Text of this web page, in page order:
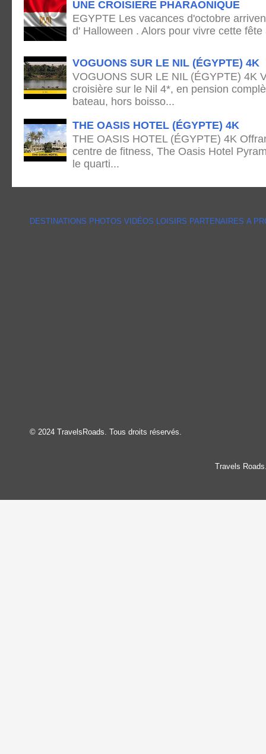
UNE CROISIERE PHARAONIQUE
EGYPTE Les vacances d'octobre
d' Halloween . Alors pour vivre cette
VOGUONS SUR LE NIL (ÉGYPTE) 4K
VOGUONS SUR LE NIL (ÉGYPTE) 4K
croisière sur le Nil 4*, en pension
bateau, hors boisso...
THE OASIS HOTEL (ÉGYPTE) 4K
THE OASIS HOTEL (ÉGYPTE) 4K
centre de fitness, The Oasis Hotel
le quarti...
DESTINATIONS PHOTOS VIDÉOS LOISIRS PARTENAIRES A
© 2024 TravelsRoads. Tous droits réservés.
Travels